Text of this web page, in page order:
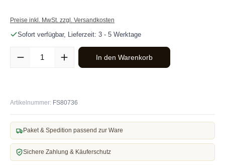
Preise inkl. MwSt. zzgl. Versandkosten
Sofort verfügbar, Lieferzeit: 3 - 5 Werktage
Produkt Anzahl: Gib den gewünschten Wert ein oder benutze die
In den Warenkorb
Artikelnummer: FS80736
Paket & Spedition passend zur Ware
Sichere Zahlung & Käuferschutz